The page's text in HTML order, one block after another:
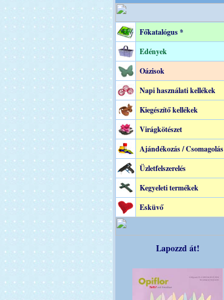
Főkatalógus *
Edények
Oázisok
Napi használati kellékek
Kiegészítő kellékek
Virágkötészet
Ajándékozás / Csomagolás
Üzletfelszerelés
Kegyeleti termékek
Esküvő
Lapozzd át!